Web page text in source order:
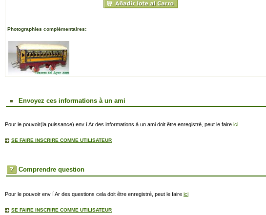
Photographies complémentaires:
Envoyez ces informations à un ami
Pour le pouvoir(la puissance) env í Ar des informations à un ami doit être enregistré, peut le faire ici
SE FAIRE INSCRIRE COMME UTILISATEUR
Comprendre question
Pour le pouvoir env í Ar des questions cela doit être enregistré, peut le faire ici
SE FAIRE INSCRIRE COMME UTILISATEUR